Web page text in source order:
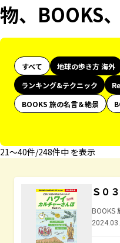
物、BOOKS
すべて 地球の歩き方 海外
ランキング&テクニック
BOOKS 旅の名言＆絶景
21〜40件/248件中 を表示
Ｓ０
BOOKS